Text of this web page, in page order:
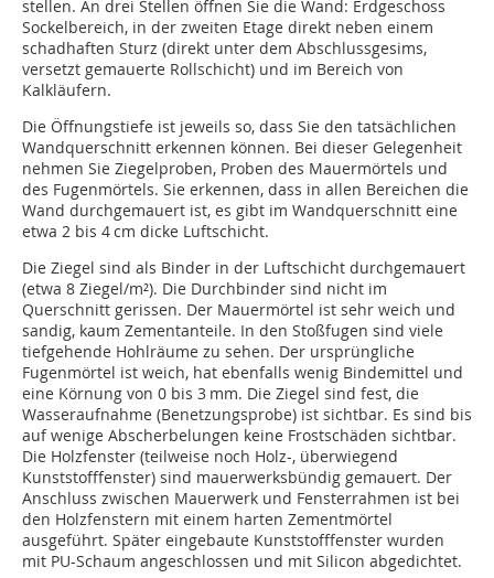
stellen. An drei Stellen öffnen Sie die Wand: Erdgeschoss
Sockelbereich, in der zweiten Etage direkt neben einem
schadhaften Sturz (direkt unter dem Abschlussgesims,
versetzt gemauerte Rollschicht) und im Bereich von
Kalkläufern.
Die Öffnungstiefe ist jeweils so, dass Sie den tatsächlichen
Wandquerschnitt erkennen können. Bei dieser Gelegenheit
nehmen Sie Ziegelproben, Proben des Mauermörtels und
des Fugenmörtels. Sie erkennen, dass in allen Bereichen die
Wand durchgemauert ist, es gibt im Wandquerschnitt eine
etwa 2 bis 4 cm dicke Luftschicht.
Die Ziegel sind als Binder in der Luftschicht durchgemauert
(etwa 8 Ziegel/m²). Die Durchbinder sind nicht im
Querschnitt gerissen. Der Mauermörtel ist sehr weich und
sandig, kaum Zementanteile. In den Stoßfugen sind viele
tiefgehende Hohlräume zu sehen. Der ursprüngliche
Fugenmörtel ist weich, hat ebenfalls wenig Bindemittel und
eine Körnung von 0 bis 3 mm. Die Ziegel sind fest, die
Wasseraufnahme (Benetzungsprobe) ist sichtbar. Es sind bis
auf wenige Abscherbelungen keine Frostschäden sichtbar.
Die Holzfenster (teilweise noch Holz-, überwiegend
Kunststofffenster) sind mauerwerksbündig gemauert. Der
Anschluss zwischen Mauerwerk und Fensterrahmen ist bei
den Holzfenstern mit einem harten Zementmörtel
ausgeführt. Später eingebaute Kunststofffenster wurden
mit PU-Schaum angeschlossen und mit Silicon abgedichtet.